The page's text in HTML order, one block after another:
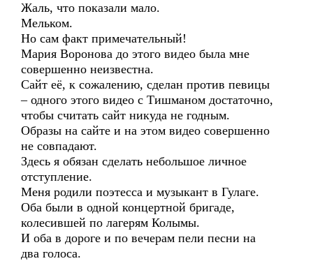
Жаль, что показали мало.
Мельком.
Но сам факт примечательный!
Мария Воронова до этого видео была мне
совершенно неизвестна.
Сайт её, к сожалению, сделан против певицы
– одного этого видео с Тишманом достаточно,
чтобы считать сайт никуда не годным.
Образы на сайте и на этом видео совершенно
не совпадают.
Здесь я обязан сделать небольшое личное
отступление.
Меня родили поэтесса и музыкант в Гулаге.
Оба были в одной концертной бригаде,
колесившей по лагерям Колымы.
И оба в дороге и по вечерам пели песни на
два голоса.